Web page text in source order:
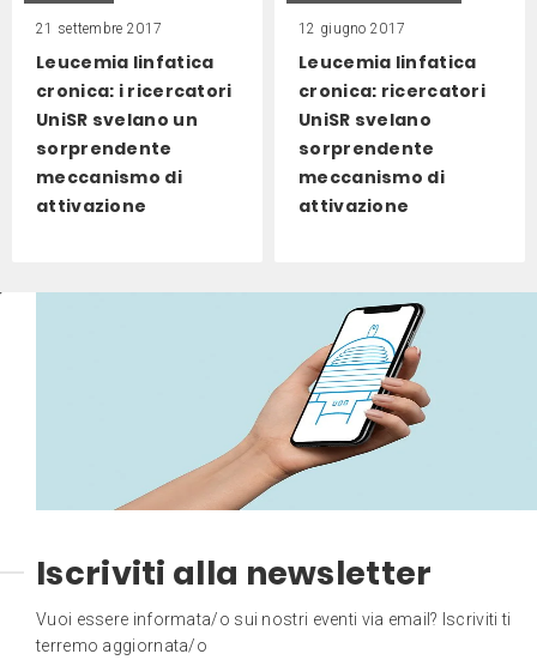
21 settembre 2017
Leucemia linfatica
cronica: i ricercatori
UniSR svelano un
sorprendente
meccanismo di
attivazione
12 giugno 2017
Leucemia linfatica
cronica: ricercatori
UniSR svelano
sorprendente
meccanismo di
attivazione
Iscriviti alla newsletter
Vuoi essere informata/o sui nostri eventi via email? Iscriviti ti
terremo aggiornata/o